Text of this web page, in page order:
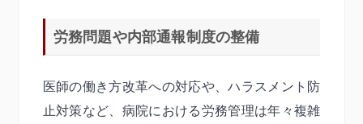
労務問題や内部通報制度の整備
医師の働き方改革への対応や、ハラスメント防
止対策など、病院における労務管理は年々複雑